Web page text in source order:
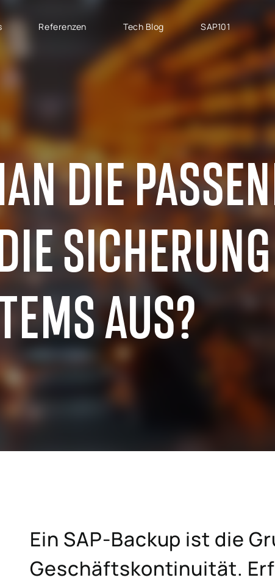
SAP Support
SAP S/4HANA
SAP S/4HANA Public
Cloud
SAP S/4HANA Private
Cloud
GROW with SAP
chemische Industrie
und E-Commerce
SAP für die Brennstoff- und
Referenzen Tech Blog SAP101
DIE
SICHERUNG
AUS?
Ein SAP-Backup ist die
Geschäftskontinuität.